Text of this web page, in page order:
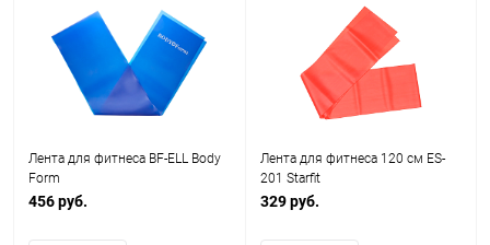
Лента для фитнеса BF-ELL Body
Form
456 руб.
Лента для фитнеса 120 см ES-
201 Starfit
329 руб.